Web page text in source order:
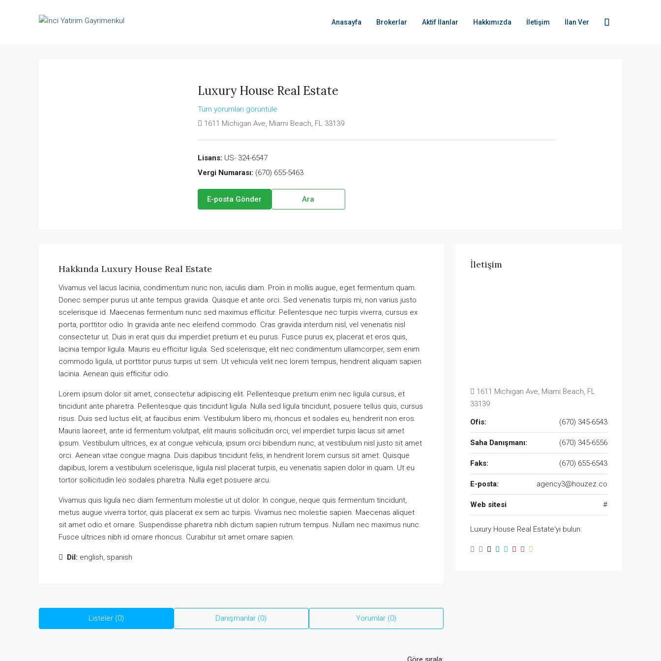
Anasayfa Brokerlar Aktif İlanlar Hakkımızda İletişim İlan Ver
Luxury House Real Estate
Tüm yorumları görüntüle
1611 Michigan Ave, Miami Beach, FL 33139
Lisans: US- 324-6547
Vergi Numarası: (670) 655-5463
E-posta Gönder Ara
Hakkında Luxury House Real Estate
Vivamus vel lacus lacinia, condimentum nunc non, iaculis diam. Proin in mollis augue, eget fermentum quam.
Donec semper purus ut ante tempus gravida. Quisque et ante orci. Sed venenatis turpis mi, non varius justo
scelerisque id. Maecenas fermentum nunc sed maximus efficitur. Pellentesque nec turpis viverra, cursus ex
porta, porttitor odio. In gravida ante nec eleifend commodo. Cras gravida interdum nisl, vel venenatis nisl
consectetur ut. Duis in erat quis dui imperdiet pretium et eu purus. Fusce purus ex, placerat et eros quis,
lacinia tempor ligula. Mauris eu efficitur ligula. Sed scelerisque, elit nec condimentum ullamcorper, sem enim
commodo ligula, ut porttitor purus turpis ut sem. Ut vehicula velit nec lorem tempus, hendrerit aliquam sapien
lacinia. Aenean quis efficitur odio.
Lorem ipsum dolor sit amet, consectetur adipiscing elit. Pellentesque pretium enim nec ligula cursus, et
tincidunt ante pharetra. Pellentesque quis tincidunt ligula. Nulla sed ligula tincidunt, posuere tellus quis, cursus
risus. Duis sed luctus elit, at faucibus enim. Vestibulum libero mi, rhoncus et sodales eu, hendrerit non eros.
Mauris laoreet, ante id fermentum volutpat, elit mauris sollicitudin orci, vel imperdiet turpis lacus sit amet
ipsum. Vestibulum ultrices, ex at congue vehicula, ipsum orci bibendum nunc, at vestibulum nisl justo sit amet
orci. Aenean vitae congue magna. Duis dapibus tincidunt felis, in hendrerit lorem cursus sit amet. Quisque
dapibus, lorem a vestibulum scelerisque, ligula nisl placerat turpis, eu venenatis sapien dolor in quam. Ut eu
tortor sollicitudin leo sodales pharetra. Nulla eget posuere arcu.
Vivamus quis ligula nec diam fermentum molestie ut ut dolor. In congue, neque quis fermentum tincidunt,
metus augue viverra tortor, quis placerat ex sem ac turpis. Vivamus nec molestie sapien. Maecenas aliquet
sit amet odio et ornare. Suspendisse pharetra nibh dictum sapien rutrum tempus. Nullam nec maximus nunc.
Fusce ultrices nibh id ornare rhoncus. Curabitur sit amet ornare sapien.
Dil: english, spanish
Listeler (0) Danışmanlar (0) Yorumlar (0)
İletişim
1611 Michigan Ave, Miami Beach, FL
33139
Ofis: (670) 345-6543
Saha Danışmanı: (670) 345-6556
Faks: (670) 655-6543
E-posta: agency3@houzez.co
Web sitesi #
Luxury House Real Estate'yi bulun: